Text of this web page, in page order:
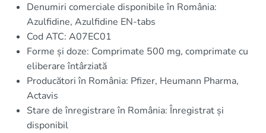
Denumiri comerciale disponibile în România:
Azulfidine, Azulfidine EN-tabs
Cod ATC: A07EC01
Forme și doze: Comprimate 500 mg, comprimate cu
eliberare întârziată
Producători în România: Pfizer, Heumann Pharma,
Actavis
Stare de înregistrare în România: Înregistrat și
disponibil